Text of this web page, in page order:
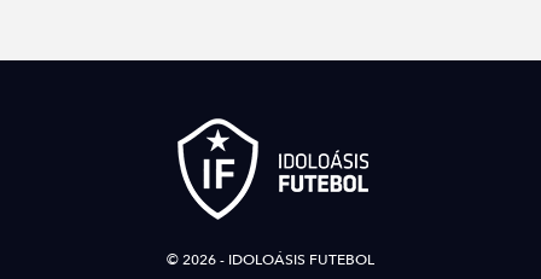
© 2026 - IDOLOÁSIS FUTEBOL